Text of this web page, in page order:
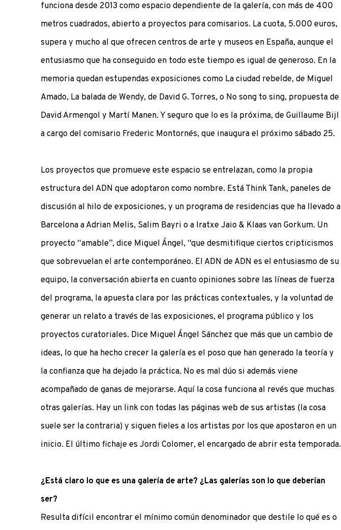
funciona desde 2013 como espacio dependiente de la galería, con más de 400
metros cuadrados, abierto a proyectos para comisarios. La cuota, 5.000 euros,
supera y mucho al que ofrecen centros de arte y museos en España, aunque el
entusiasmo que ha conseguido en todo este tiempo es igual de generoso. En la
memoria quedan estupendas exposiciones como La ciudad rebelde, de Miguel
Amado, La balada de Wendy, de David G. Torres, o No song to sing, propuesta de
David Armengol y Martí Manen. Y seguro que lo es la próxima, de Guillaume Bijl
a cargo del comisario Frederic Montornés, que inaugura el próximo sábado 25.
Los proyectos que promueve este espacio se entrelazan, como la propia
estructura del ADN que adoptaron como nombre. Está Think Tank, paneles de
discusión al hilo de exposiciones, y un programa de residencias que ha llevado a
Barcelona a Adrian Melis, Salim Bayri o a Iratxe Jaio & Klaas van Gorkum. Un
proyecto “amable”, dice Miguel Ángel, “que desmitifique ciertos cripticismos
que sobrevuelan el arte contemporáneo. El ADN de ADN es el entusiasmo de su
equipo, la conversación abierta en cuanto opiniones sobre las líneas de fuerza
del programa, la apuesta clara por las prácticas contextuales, y la voluntad de
generar un relato a través de las exposiciones, el programa público y los
proyectos curatoriales. Dice Miguel Ángel Sánchez que más que un cambio de
ideas, lo que ha hecho crecer la galería es el poso que han generado la teoría y
la confianza que ha dejado la práctica. No es mal dúo si además viene
acompañado de ganas de mejorarse. Aquí la cosa funciona al revés que muchas
otras galerías. Hay un link con todas las páginas web de sus artistas (la cosa
suele ser la contraria) y siguen fieles a los artistas por los que apostaron en un
inicio. El último fichaje es Jordi Colomer, el encargado de abrir esta temporada.
¿Está claro lo que es una galería de arte? ¿Las galerías son lo que deberían
ser?
Resulta difícil encontrar el mínimo común denominador que destile lo qué es o